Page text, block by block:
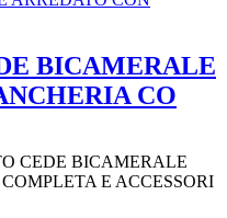
BICAMERALE
CO
CEDE BICAMERALE
E ACCESSORI